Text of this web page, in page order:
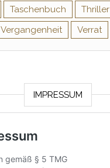
Taschenbuch Thriller
Vergangenheit Verrat
IMPRESSUM